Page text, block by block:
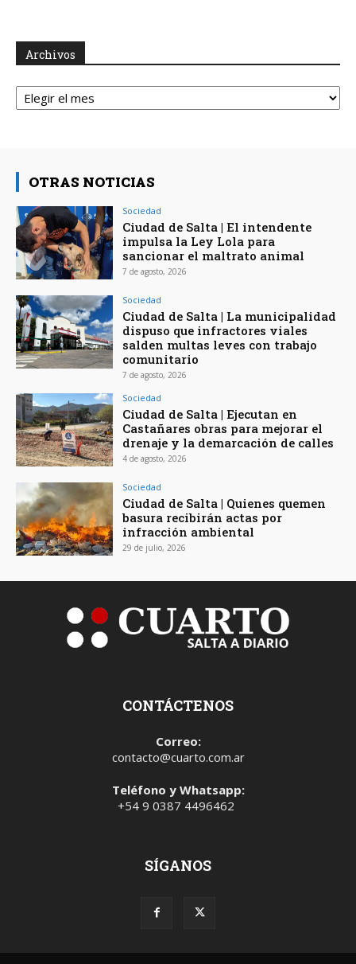
Archivos
Archivos
OTRAS NOTICIAS
Sociedad
Ciudad de Salta | El intendente
impulsa la Ley Lola para
sancionar el maltrato animal
7 de agosto, 2026
Sociedad
Ciudad de Salta | La municipalidad
dispuso que infractores viales
salden multas leves con trabajo
comunitario
7 de agosto, 2026
Sociedad
Ciudad de Salta | Ejecutan en
Castañares obras para mejorar el
drenaje y la demarcación de calles
4 de agosto, 2026
Sociedad
Ciudad de Salta | Quienes quemen
basura recibirán actas por
infracción ambiental
29 de julio, 2026
CONTÁCTENOS
Correo:
contacto@cuarto.com.ar
Teléfono y Whatsapp:
+54 9 0387 4496462
SÍGANOS